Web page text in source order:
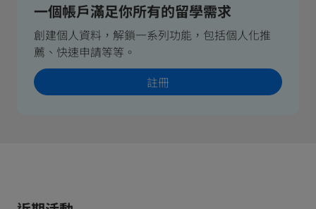
一個帳戶滿足你所有的留學需求
創建個人資料，解鎖一系列功能，包括個人化推
薦、快速申請等等。
註冊